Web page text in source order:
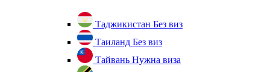
Таджикистан Без виз
Таиланд Без виз
Тайвань Нужна виза